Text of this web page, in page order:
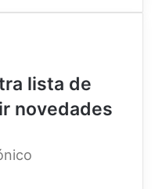
lista de
novedades